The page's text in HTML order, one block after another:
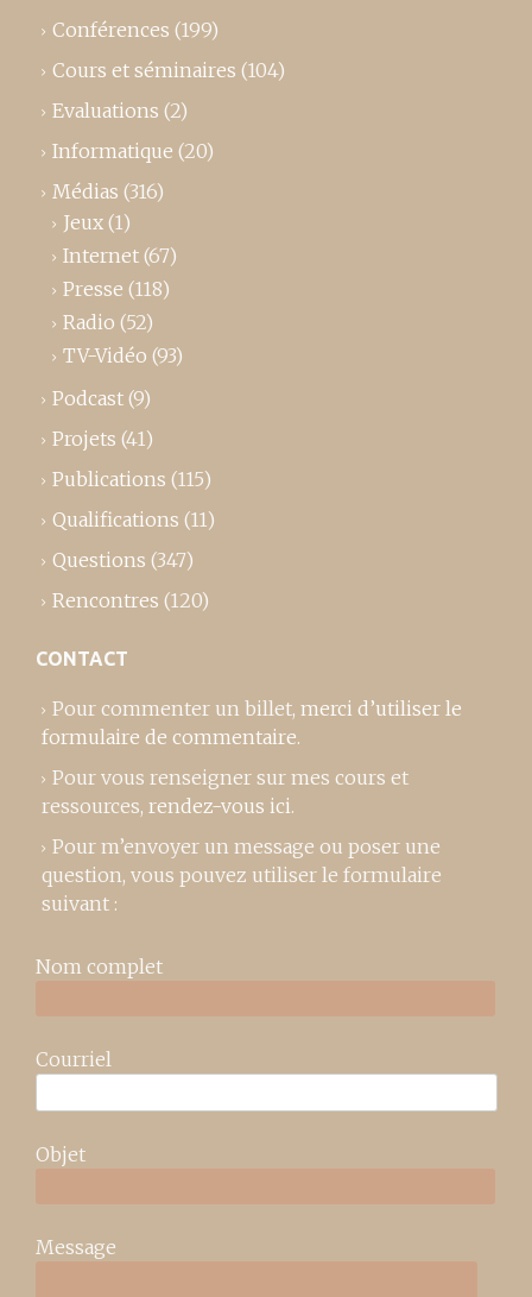
Conférences (199)
Cours et séminaires (104)
Evaluations (2)
Informatique (20)
Médias (316)
Jeux (1)
Internet (67)
Presse (118)
Radio (52)
TV-Vidéo (93)
Podcast (9)
Projets (41)
Publications (115)
Qualifications (11)
Questions (347)
Rencontres (120)
CONTACT
Pour commenter un billet, merci d’utiliser le
formulaire de commentaire.
Pour vous renseigner sur mes cours et
ressources, rendez-vous ici.
Pour m’envoyer un message ou poser une
question, vous pouvez utiliser le formulaire
suivant :
Nom complet
Courriel
Objet
Message